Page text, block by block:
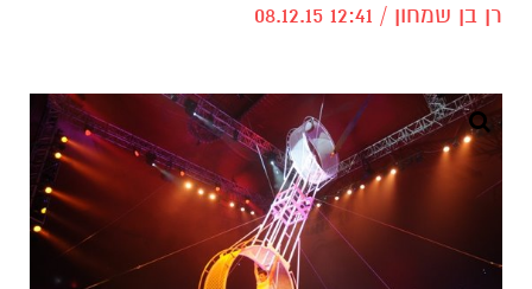
רן בן שמחון / 12:41 08.12.15